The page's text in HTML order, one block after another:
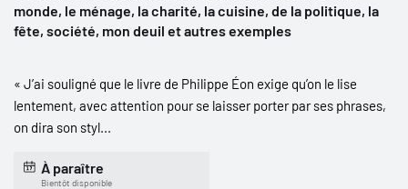
monde, le ménage, la charité, la cuisine, de la politique, la
fête, société, mon deuil et autres exemples
« J’ai souligné que le livre de Philippe Éon exige qu’on le lise
lentement, avec attention pour se laisser porter par ses phrases,
on dira son styl...
À paraître
Bientôt disponible